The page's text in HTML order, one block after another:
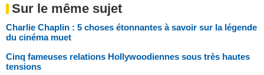
Sur le même sujet
Charlie Chaplin : 5 choses étonnantes à savoir sur la légende
du cinéma muet
Cinq fameuses relations Hollywoodiennes sous très hautes
tensions